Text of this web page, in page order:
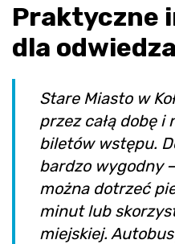
Praktyczne
dla
Stare Miasto w
przez całą dobę i
biletów wstępu.
bardzo wygodny
można dotrzeć
minut lub
miejskiej.